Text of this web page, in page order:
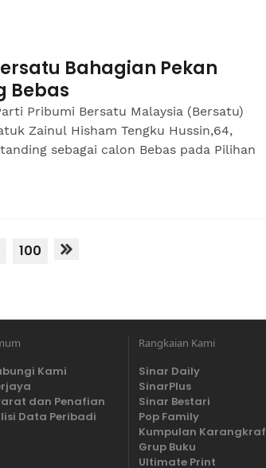
Bahagian Pekan
Bebas
Pribumi Bersatu Malaysia (Bersatu)
Zainul Hisham Tengku Hussin,64,
sebagai calon Bebas pada Pilihan
100
Kami
dan Penafian
Data Peribadi
Rangkaian Kami
Sinar Daily
SinarPlus
Sinar Bestari
Pop Family
Kumpulan Karangkraf
Grup Buku
Ultimate Print